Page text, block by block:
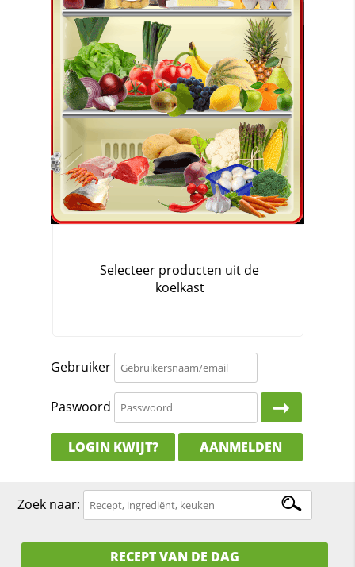
Gebruiker
Paswoord
LOGIN KWIJT? AANMELDEN
Zoek naar:
RECEPT VAN DE DAG